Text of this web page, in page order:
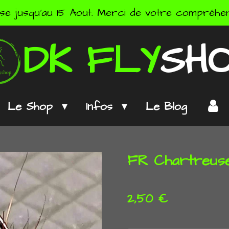
jusqu'au 15 Aout. Merci de votre
DK FLY
Le Shop Infos Le Blog
FR
2,50 €